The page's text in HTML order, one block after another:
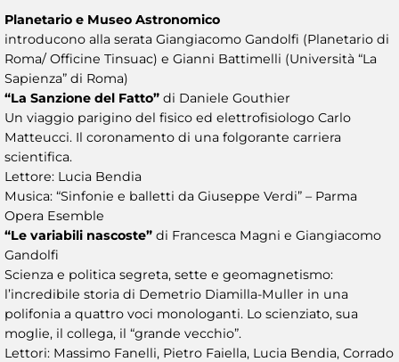
Planetario e Museo Astronomico
introducono alla serata Giangiacomo Gandolfi (Planetario di
Roma/ Officine Tinsuac) e Gianni Battimelli (Università “La
Sapienza” di Roma)
“La Sanzione del Fatto” di Daniele Gouthier
Un viaggio parigino del fisico ed elettrofisiologo Carlo
Matteucci. Il coronamento di una folgorante carriera
scientifica.
Lettore: Lucia Bendia
Musica: “Sinfonie e balletti da Giuseppe Verdi” – Parma
Opera Esemble
“Le variabili nascoste” di Francesca Magni e Giangiacomo
Gandolfi
Scienza e politica segreta, sette e geomagnetismo:
l’incredibile storia di Demetrio Diamilla-Muller in una
polifonia a quattro voci monologanti. Lo scienziato, sua
moglie, il collega, il “grande vecchio”.
Lettori: Massimo Fanelli, Pietro Faiella, Lucia Bendia, Corrado